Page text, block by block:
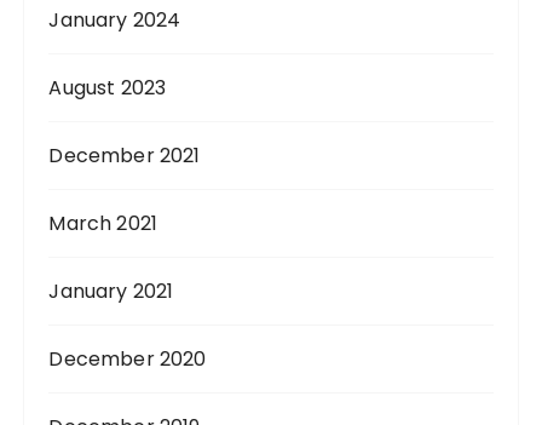
January 2024
August 2023
December 2021
March 2021
January 2021
December 2020